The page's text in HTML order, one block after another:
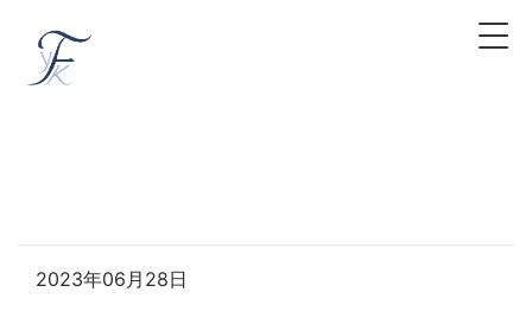
2023年06月28日